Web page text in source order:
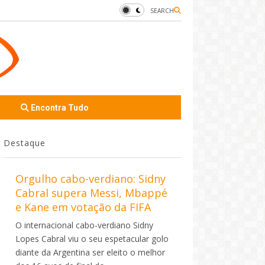
SEARCH
Encontra Tudo
Destaque
Orgulho cabo-verdiano: Sidny
Cabral supera Messi, Mbappé
e Kane em votação da FIFA
O internacional cabo-verdiano Sidny
Lopes Cabral viu o seu espetacular golo
diante da Argentina ser eleito o melhor